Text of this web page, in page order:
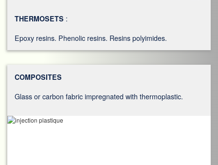
THERMOSETS :
Epoxy resins. Phenolic resins. Resins polyimides.
COMPOSITES
Glass or carbon fabric impregnated with thermoplastic.